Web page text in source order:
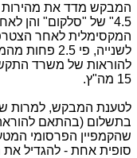
המבקש מדד את מהירות
4.5" של "סלקום" והן
לשנייה, פי
להוראות של משרד
15 מה"ץ.
בתשלום (בהתאם
שהקמפיין הפרסומי
סופית אחת - להגדיל את